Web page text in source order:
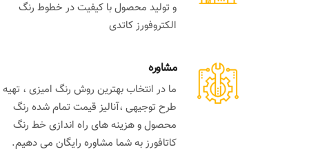
و تولید محصول با کیفیت در خطوط رنگ
الکتروفورز کاتدی
مشاوره
ما در انتخاب بهترین روش رنگ امیزی ، تهیه
طرح توجیهی ،آنالیز قیمت تمام شده رنگ
محصول و هزینه های راه اندازی خط رنگ
کاتافورز به شما مشاوره رایگان می دهیم.